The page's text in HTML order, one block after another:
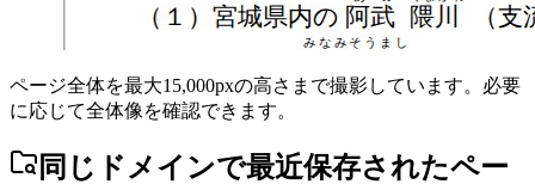
ページ全体を最大15,000pxの高さまで撮影しています。必要
に応じて全体像を確認できます。
同じドメインで最近保存されたペー